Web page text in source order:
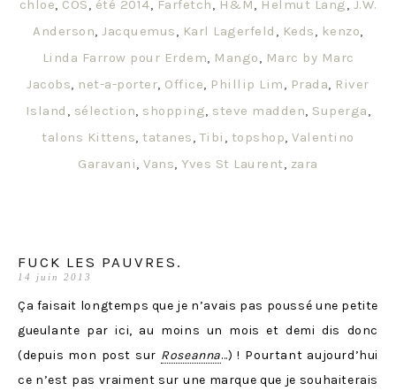
chloe, COS, été 2014, Farfetch, H&M, Helmut Lang, J.W.
Anderson,Jacquemus, Karl Lagerfeld , Keds, kenzo,
Linda Farrow pour Erdem, Mango, Marc by Marc
Jacobs, net-a-porter, Office, Phillip Lim, Prada, River
Island , sélection, shopping, steve madden, Superga,
talons Kittens,tatanes, Tibi , topshop,Valentino
Garavani,Vans, Yves St Laurent, zara
FUCK LES PAUVRES.
14 juin 2013
Ça faisait longtemps que je n’avais pas poussé une petite
gueulante par ici, au moins un mois et demi dis donc
(depuis mon post sur Roseanna…) ! Pourtant aujourd’hui
ce n’est pas vraiment sur une marque que je souhaiterais